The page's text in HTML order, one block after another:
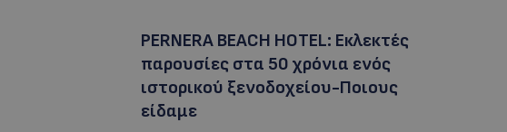
PERNERA BEACH HOTEL: Εκλεκτές
παρουσίες στα 50 χρόνια ενός
ιστορικού ξενοδοχείου-Ποιους
είδαμε